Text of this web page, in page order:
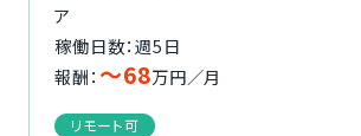
ア
稼働日数：週5日
報酬： 〜68万円／月
リモート可